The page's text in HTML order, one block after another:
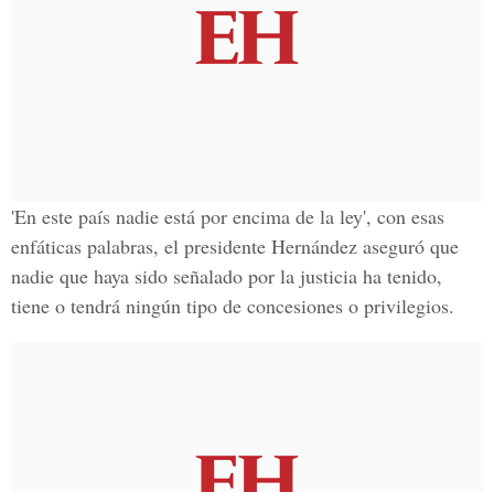
'En este país nadie está por encima de la ley', con esas
enfáticas palabras, el presidente Hernández aseguró que
nadie que haya sido señalado por la justicia ha tenido,
tiene o tendrá ningún tipo de concesiones o privilegios.